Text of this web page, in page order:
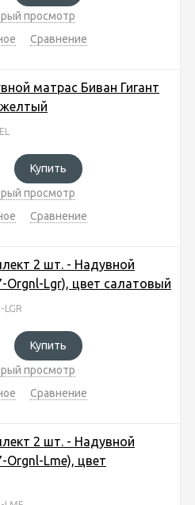
просмотр
Сравнение
матрас Биван Гигант
желтый
Купить
просмотр
Сравнение
2 шт. - Надувной
Orgnl-Lgr), цвет салатовый
Купить
просмотр
Сравнение
2 шт. - Надувной
Orgnl-Lme), цвет